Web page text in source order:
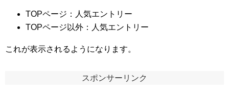
TOPページ：人気エントリー
TOPページ以外：人気エントリー
これが表示されるようになります。
スポンサーリンク